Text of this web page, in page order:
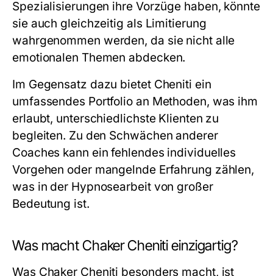
Spezialisierungen ihre Vorzüge haben, könnte
sie auch gleichzeitig als Limitierung
wahrgenommen werden, da sie nicht alle
emotionalen Themen abdecken.
Im Gegensatz dazu bietet Cheniti ein
umfassendes Portfolio an Methoden, was ihm
erlaubt, unterschiedlichste Klienten zu
begleiten. Zu den Schwächen anderer
Coaches kann ein fehlendes individuelles
Vorgehen oder mangelnde Erfahrung zählen,
was in der Hypnosearbeit von großer
Bedeutung ist.
Was macht Chaker Cheniti einzigartig?
Was Chaker Cheniti besonders macht, ist